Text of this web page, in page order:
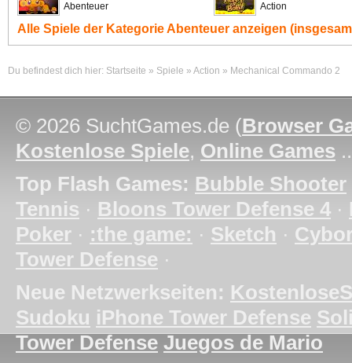
Abenteuer Action
Alle Spiele der KategorieAbenteuer anzeigen
Du befindest dich hier: Startseite » Spiele » Action » Mechanical Commando 2
© 2026 SuchtGames.de (Browser
Kostenlose Spiele, Online Games
Top Flash Games: Bubble Shooter
Tennis · Bloons Tower Defense 4 ·
Poker · :the game: · Sketch ·
Tower Defense ·
Neue Netzwerkseiten:
Sudoku iPhone Tower Defense
Tower Defense Juegos de Mario